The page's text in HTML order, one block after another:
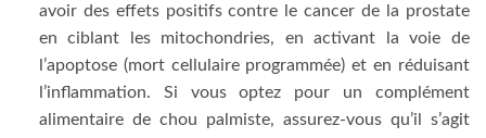
avoir des effets positifs contre le cancer de la prostate
en ciblant les mitochondries, en activant la voie de
l’apoptose (mort cellulaire programmée) et en réduisant
l’inflammation. Si vous optez pour un complément
alimentaire de chou palmiste, assurez-vous qu’il s’agit